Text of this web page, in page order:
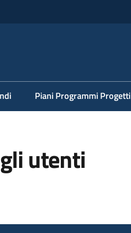
Piani Programmi Progetti
utenti